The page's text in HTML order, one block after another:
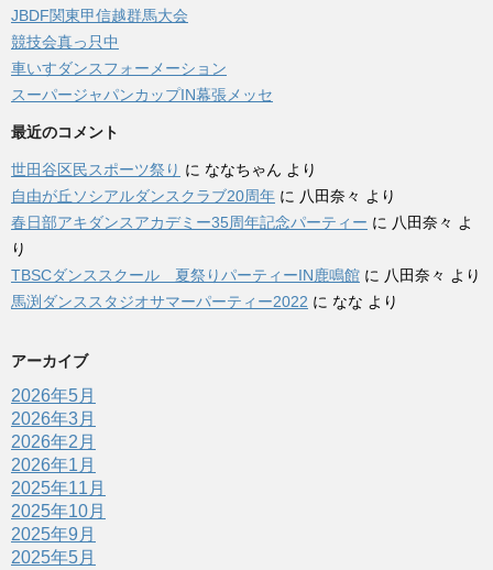
JBDF関東甲信越群馬大会
競技会真っ只中
車いすダンスフォーメーション
スーパージャパンカップIN幕張メッセ
最近のコメント
世田谷区民スポーツ祭り に ななちゃん より
自由が丘ソシアルダンスクラブ20周年 に 八田奈々 より
春日部アキダンスアカデミー35周年記念パーティー に 八田奈々 よ
り
TBSCダンススクール 夏祭りパーティーIN鹿鳴館 に 八田奈々 より
馬渕ダンススタジオサマーパーティー2022 に なな より
アーカイブ
2026年5月
2026年3月
2026年2月
2026年1月
2025年11月
2025年10月
2025年9月
2025年5月